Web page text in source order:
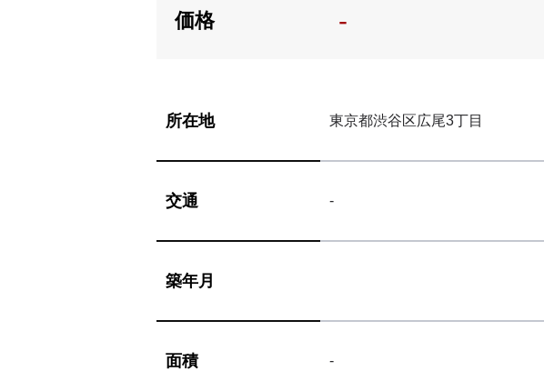
価格 -
所在地 東京都渋谷区広尾3丁目
交通 -
築年月
面積 -